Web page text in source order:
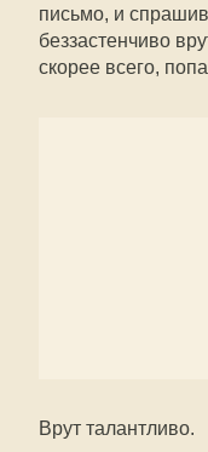
письмо, и
беззастенчиво
скорее всего,
Врут талантливо.